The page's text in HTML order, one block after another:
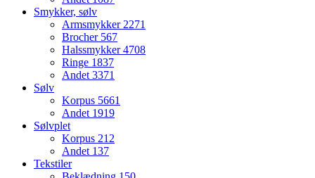
Smykker, sølv
Armsmykker 2271
Brocher 567
Halssmykker4708
Ringe 1837
Andet 3371
Sølv
Korpus 5661
Andet 1919
Sølvplet
Korpus 212
Andet 137
Tekstiler